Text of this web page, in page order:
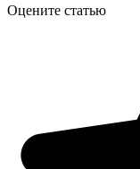
Оцените статью